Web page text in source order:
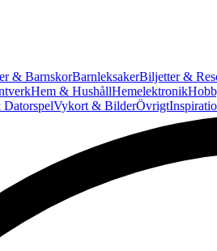
& BarnskorBarnleksakerBiljetter &
Hem & HushållHemelektronik
Vykort & BilderÖvrigt